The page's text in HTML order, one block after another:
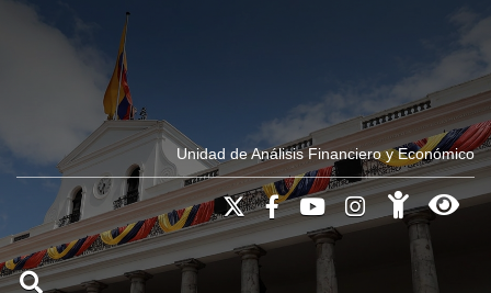
Unidad de Análisis Financiero y Económico